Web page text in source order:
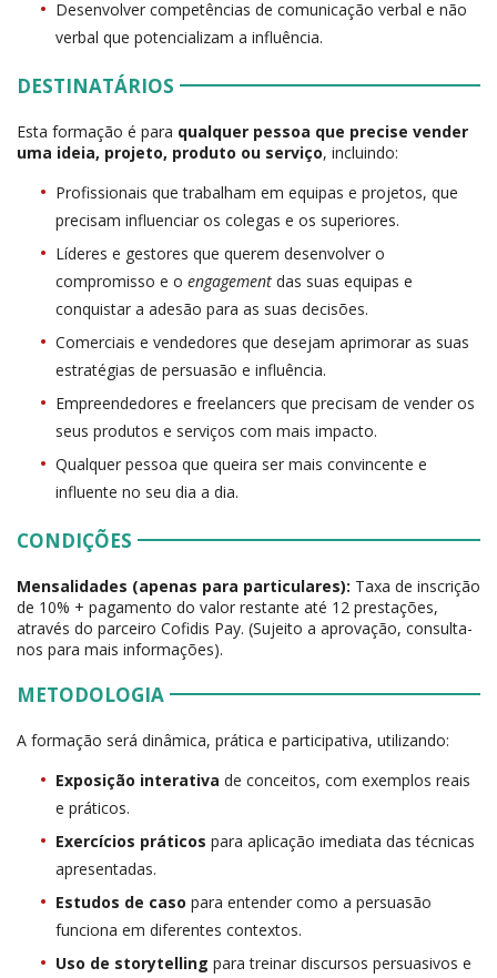
Desenvolver competências de comunicação verbal e não
verbal que potencializam a influência.
DESTINATÁRIOS
Esta formação é para qualquer pessoa que precise vender
uma ideia, projeto, produto ou serviço, incluindo:
Profissionais que trabalham em equipas e projetos, que
precisam influenciar os colegas e os superiores.
Líderes e gestores que querem desenvolver o
compromisso e o engagement das suas equipas e
conquistar a adesão para as suas decisões.
Comerciais e vendedores que desejam aprimorar as suas
estratégias de persuasão e influência.
Empreendedores e freelancers que precisam de vender os
seus produtos e serviços com mais impacto.
Qualquer pessoa que queira ser mais convincente e
influente no seu dia a dia.
CONDIÇÕES
Mensalidades (apenas para particulares): Taxa de inscrição
de 10% + pagamento do valor restante até 12 prestações,
através do parceiro Cofidis Pay. (Sujeito a aprovação, consulta-
nos para mais informações).
METODOLOGIA
A formação será dinâmica, prática e participativa, utilizando:
Exposição interativa de conceitos, com exemplos reais
e práticos.
Exercícios práticos para aplicação imediata das técnicas
apresentadas.
Estudos de caso para entender como a persuasão
funciona em diferentes contextos.
Uso de storytelling para treinar discursos persuasivos e